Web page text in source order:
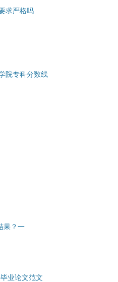
求严格吗
院专科分数线
果？一
业论文范文